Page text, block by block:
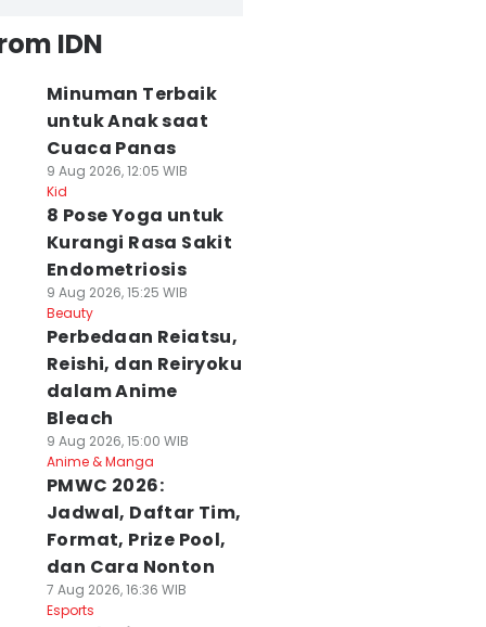
IDN
Minuman Terbaik
untuk Anak saat
Cuaca Panas
9 Aug 2026, 12:05 WIB
Kid
8 Pose Yoga untuk
Kurangi Rasa Sakit
Endometriosis
9 Aug 2026, 15:25 WIB
Beauty
Perbedaan Reiatsu,
Reishi, dan Reiryoku
dalam Anime
Bleach
9 Aug 2026, 15:00 WIB
Anime & Manga
PMWC 2026:
Jadwal, Daftar Tim,
Format, Prize Pool,
dan Cara Nonton
7 Aug 2026, 16:36 WIB
Esports